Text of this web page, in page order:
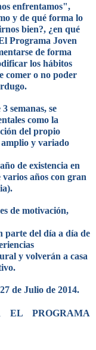
enfrentamos",
y de qué forma lo
bien?, ¿en qué
Programa Joven
de forma
los hábitos
comer o no poder
semanas, se
como la
del propio
y variado
de existencia en
años con gran
de motivación,
parte del día a día de
y volverán a casa
de Julio de 2014.
EL PROGRAMA